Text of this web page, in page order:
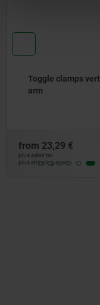
Toggle clamps
arm
from 23,29 €
plus sales tax
plus shipping costs